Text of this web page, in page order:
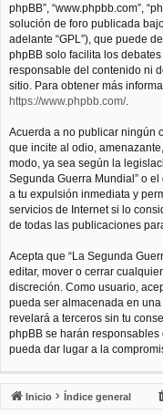
phpBB”, “www.phpbb.com”,
solución de foro publicada
adelante “GPL”), que puede
phpBB solo facilita los
responsable del contenido ni
sitio. Para obtener más
https://www.phpbb.com/.
Acuerda a no publicar ningún
que incite al odio,
modo, ya sea según la
Segunda Guerra Mundial” o
a tu expulsión inmediata y
servicios de Internet si lo
de todas las publicaciones
Acepta que “La Segunda
editar, mover o cerrar
discreción. Como usuario,
pueda ser almacenada en
revelará a terceros sin tu
phpBB se harán
pueda dar lugar a la
Inicio Índice general